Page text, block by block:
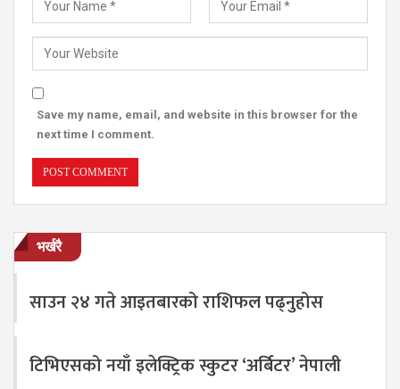
Save my name, email, and website in this browser for the
next time I comment.
भर्खरै
साउन २४ गते आइतबारको राशिफल पढ्नुहोस
टिभिएसको नयाँ इलेक्ट्रिक स्कुटर ‘अर्बिटर’ नेपाली